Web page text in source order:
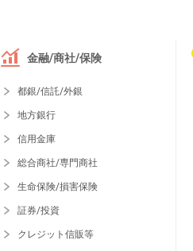
金融/商社/保険
都銀/信託/外銀
地方銀行
信用金庫
総合商社/専門商社
生命保険/損害保険
証券/投資
クレジット信販等